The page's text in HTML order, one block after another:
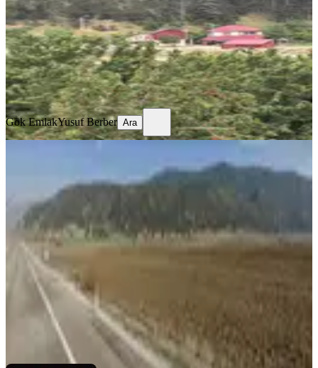
2295 m²· 2.000/m² · 25.07.2026
4.590.000 ₺
Gök EmlakYusuf Berber
Ara
Gök EmlakYusuf Berber Ara
Amazon' Dan Köprüağzında Ana Yol
Kenarı Satılık Fırsat Tarla!!!
Andırın, Geben Mahallesi
9500 m² · 300/m² 17.07.2026
AMAZON GAYRİMENKUL AMAZON GAYRİMENKUL